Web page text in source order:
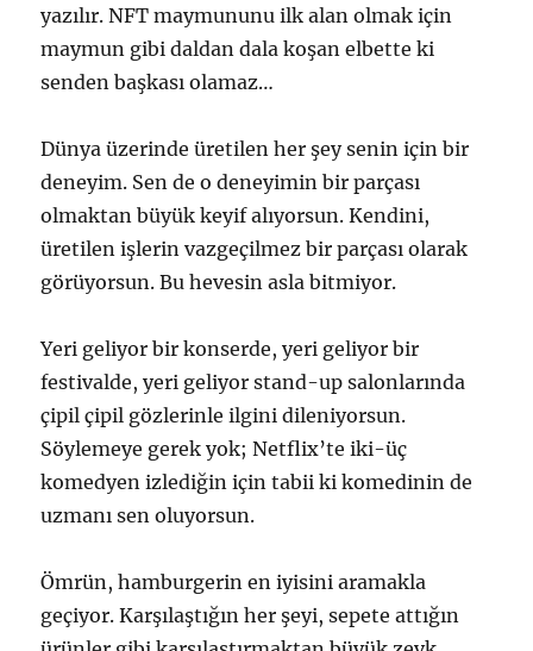
yazılır. NFT maymununu ilk alan olmak için
maymun gibi daldan dala koşan elbette ki
senden başkası olamaz…
Dünya üzerinde üretilen her şey senin için bir
deneyim. Sen de o deneyimin bir parçası
olmaktan büyük keyif alıyorsun. Kendini,
üretilen işlerin vazgeçilmez bir parçası olarak
görüyorsun. Bu hevesin asla bitmiyor.
Yeri geliyor bir konserde, yeri geliyor bir
festivalde, yeri geliyor stand-up salonlarında
çipil çipil gözlerinle ilgini dileniyorsun.
Söylemeye gerek yok; Netflix’te iki-üç
komedyen izlediğin için tabii ki komedinin de
uzmanı sen oluyorsun.
Ömrün, hamburgerin en iyisini aramakla
geçiyor. Karşılaştığın her şeyi, sepete attığın